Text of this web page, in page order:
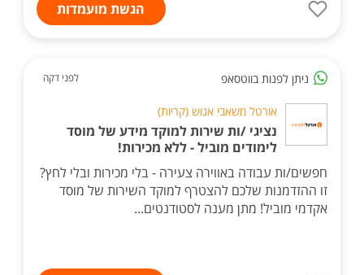
הגשת מועמדות
ניתן לפנות בווטסאפ לפני דקה
אורטל משאבי אנוש (קריות)
נציגי /ות שירות למוקד מידע של מוסד
לימודים מוביל - ללא מכירות!
חפשים/ות עבודה באווירה צעירה - בלי מכירות ובלי לחץ?
זו ההזדמנות שלכם להצטרף למוקד השירות של מוסד
אקדמי מוביל! מתן מענה לסטודנטים...